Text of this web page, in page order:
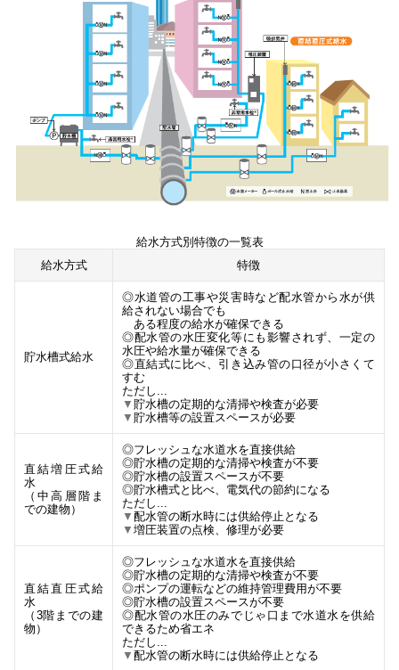
給水方式別特徴の一覧表
給水方式
特徴
貯水槽式給水
◎水道管の工事や災害時など配水管から水が供
給されない場合でも
ある程度の給水が確保できる
◎配水管の水圧変化等にも影響されず、一定の
水圧や給水量が確保できる
◎直結式に比べ、引き込み管の口径が小さくて
すむ
ただし...
▼ 貯水槽の定期的な清掃や検査が必要
▼ 貯水槽等の設置スペースが必要
直結増圧式給
水
（中高層階ま
での建物）
◎フレッシュな水道水を直接供給
◎貯水槽の定期的な清掃や検査が不要
◎貯水槽の設置スペースが不要
◎貯水槽式と比べ、電気代の節約になる
ただし...
▼ 配水管の断水時には供給停止となる
▼ 増圧装置の点検、修理が必要
直結直圧式給
水
（3階までの建
物）
◎フレッシュな水道水を直接供給
◎貯水槽の定期的な清掃や検査が不要
◎ポンプの運転などの維持管理費用が不要
◎貯水槽の設置スペースが不要
◎配水管の水圧のみでじゃ口まで水道水を供給
できるため省エネ
ただし...
▼ 配水管の断水時には供給停止となる